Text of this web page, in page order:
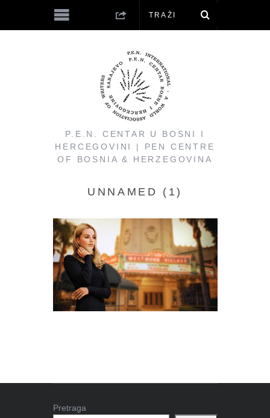
P.E.N. CENTAR U BOSNI I
HERCEGOVINI | PEN CENTRE
OF BOSNIA & HERZEGOVINA
UNNAMED (1)
Pretraga